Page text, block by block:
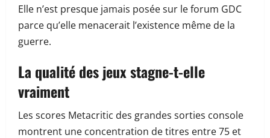
Elle n’est presque jamais posée sur le forum GDC
parce qu’elle menacerait l’existence même de la
guerre.
La qualité des jeux stagne-t-elle
vraiment
Les scores Metacritic des grandes sorties console
montrent une concentration de titres entre 75 et